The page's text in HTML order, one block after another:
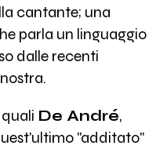
cantante; una
parla un linguaggio
dalle recenti
De André,
"additato"